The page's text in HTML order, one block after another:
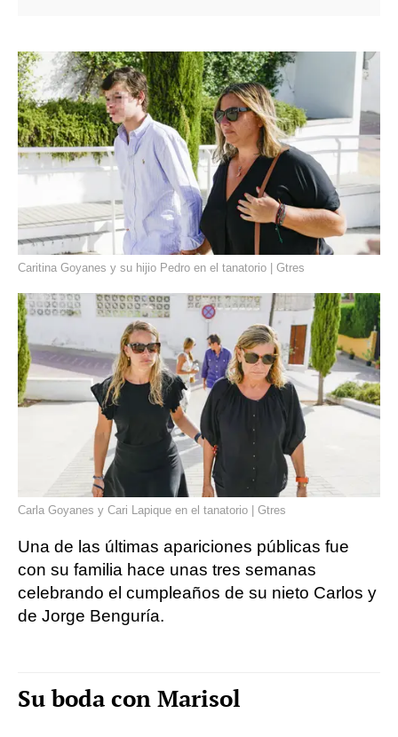
Caritina Goyanes y su hijio Pedro en el tanatorio | Gtres
Carla Goyanes y Cari Lapique en el tanatorio | Gtres
Una de las últimas apariciones públicas fue
con su familia hace unas tres semanas
celebrando el cumpleaños de su nieto Carlos y
de Jorge Benguría.
Su boda con Marisol